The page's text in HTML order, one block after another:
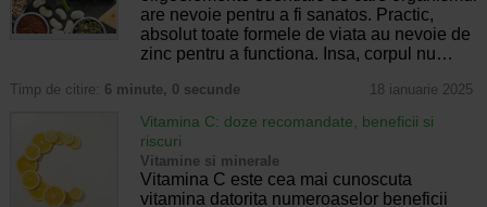
are nevoie pentru a fi sanatos. Practic,
absolut toate formele de viata au nevoie de
zinc pentru a functiona. Insa, corpul nu…
Timp de citire: 6 minute, 0 secunde 18 ianuarie 2025
Vitamina C: doze recomandate, beneficii si
riscuri
Vitamine si minerale
Vitamina C este cea mai cunoscuta
vitamina datorita numeroaselor beneficii